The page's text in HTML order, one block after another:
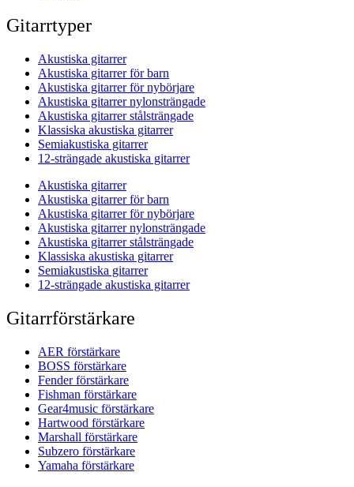
Gitarrtyper
Akustiska gitarrer
Akustiska gitarrer för barn
Akustiska gitarrer för nybörjare
Akustiska gitarrer nylonsträngade
Akustiska gitarrer stålsträngade
Klassiska akustiska gitarrer
Semiakustiska gitarrer
12-strängade akustiska gitarrer
Akustiska gitarrer
Akustiska gitarrer för barn
Akustiska gitarrer för nybörjare
Akustiska gitarrer nylonsträngade
Akustiska gitarrer stålsträngade
Klassiska akustiska gitarrer
Semiakustiska gitarrer
12-strängade akustiska gitarrer
Gitarrförstärkare
AER förstärkare
BOSS förstärkare
Fender förstärkare
Fishman förstärkare
Gear4music förstärkare
Hartwood förstärkare
Marshall förstärkare
Subzero förstärkare
Yamaha förstärkare